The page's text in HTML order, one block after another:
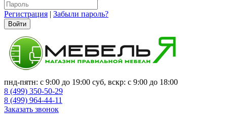
Регистрация | Забыли пароль?
Войти
пнд-пятн: с 9:00 до 19:00 суб, вскр: с 9:00 до 18:00
8 (499) 350-50-29
8 (499) 964-44-11
Заказать звонок